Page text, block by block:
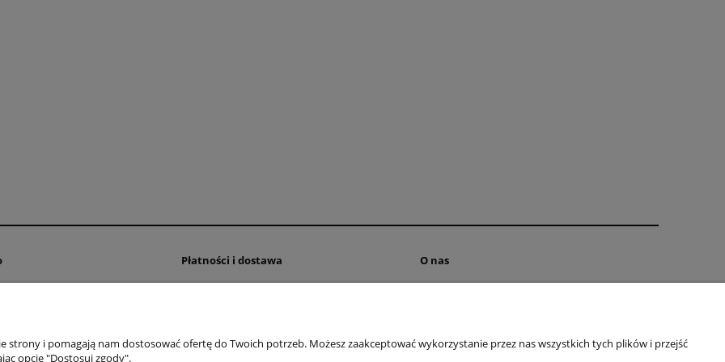
Płatności i dostawa O nas
O firmie
strony i pomagają nam dostosować ofertę do Twoich potrzeb. Możesz zaakceptować wykorzystanie przez nas wszystkich tych plików i przejść
opcję "Dostosuj zgody".